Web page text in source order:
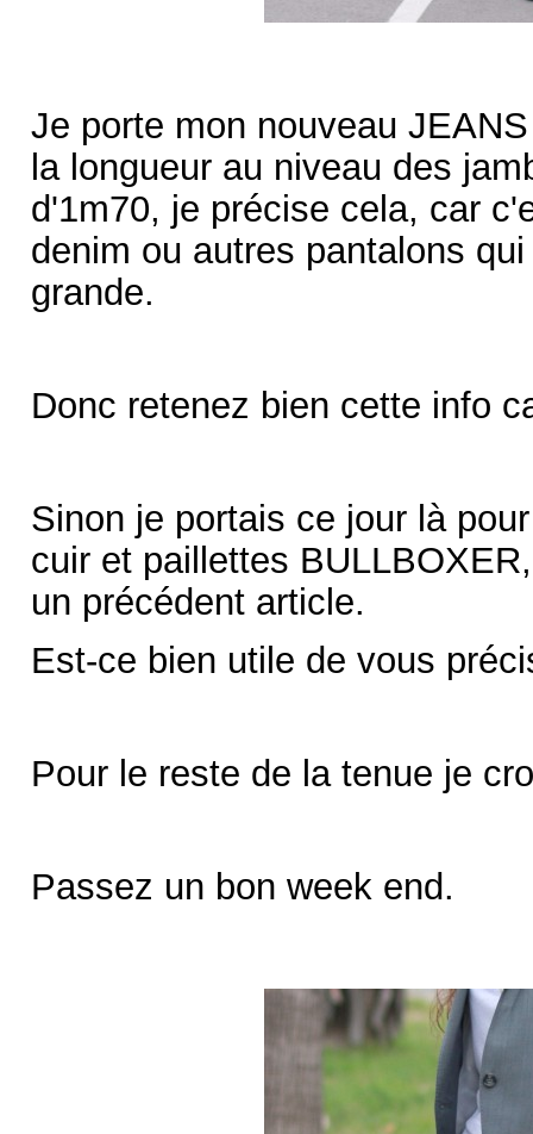
Je porte mon nouveau
la longueur au niveau des
d'1m70, je précise cela, car
denim ou autres pantalons
grande.
Donc retenez bien cette info
Sinon je portais ce jour là
cuir et paillettes
un précédent article.
Est-ce bien utile de vous
Pour le reste de la tenue je
Passez un bon week end.